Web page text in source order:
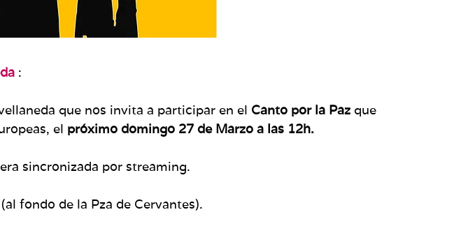
:
que nos invita a participar en el Canto por la Paz que
el próximo domingo 27 de Marzo a las 12h.
sincronizada por streaming.
(al fondo de la Pza de Cervantes).